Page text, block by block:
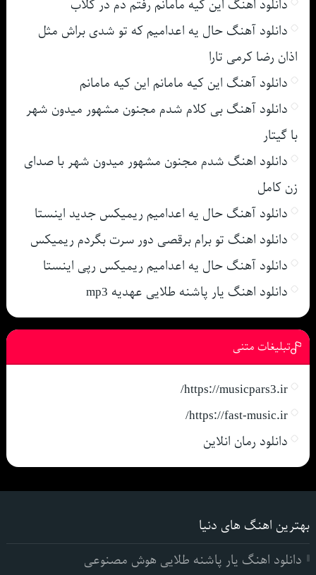
دانلود اهنگ این کیه مامانم رفتم دم در کلاب
دانلود آهنگ حال یه اعدامیم که تو شدی براش مثل
اذان رضا کرمی تارا
دانلود آهنگ این کیه مامانم این کیه مامانم
دانلود آهنگ بی کلام شدم مجنون مشهور میدون شهر
با گیتار
دانلود اهنگ شدم مجنون مشهور میدون شهر با صدای
زن کامل
دانلود آهنگ حال یه اعدامیم ریمیکس جدید اینستا
دانلود اهنگ تو برام برقصی دور سرت بگردم ریمیکس
دانلود آهنگ حال یه اعدامیم ریمیکس رپی اینستا
دانلود اهنگ یار پاشنه طلایی عهدیه mp3
تبلیغات متنی
https://musicpars3.ir/
https://fast-music.ir/
دانلود رمان انلاین
بهترین اهنگ های دنیا
دانلود اهنگ یار پاشنه طلایی هوش مصنوعی